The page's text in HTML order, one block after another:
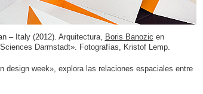
– Italy (2012). Arquitectura, Boris Banozic en
Darmstadt». Fotografías, Kristof Lemp.
design week», explora las relaciones espaciales entre